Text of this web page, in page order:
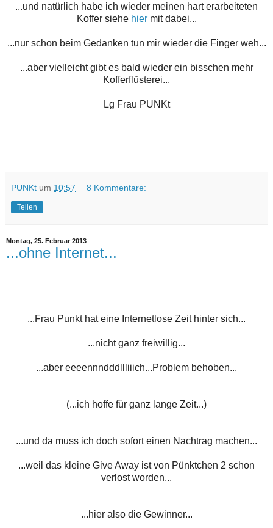
...und natürlich habe ich wieder meinen hart erarbeiteten
Koffer siehe hiermit dabei...
...nur schon beim Gedanken tun mir wieder die Finger weh...
...aber vielleicht gibt es bald wieder ein bisschen mehr
Kofferflüsterei...
Lg Frau PUNKt
PUNKt um 10:57 8 Kommentare:
Teilen
Montag, 25. Februar 2013
...ohne Internet...
...Frau Punkt hat eine Internetlose Zeit hinter sich...
...nicht ganz freiwillig...
...aber eeeennndddllliiich...Problem behoben...
(...ich hoffe für ganz lange Zeit...)
...und da muss ich doch sofort einen Nachtrag machen...
...weil das kleine Give Away ist von Pünktchen 2 schon
verlost worden...
...hier also die Gewinner...